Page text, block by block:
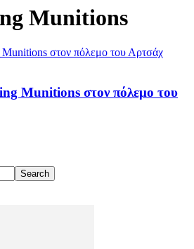
Munitions
Munitions στον πόλεμο του